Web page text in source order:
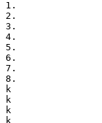
1.
2.
3.
4.
5.
6.
7.
8.
k
k
k
k